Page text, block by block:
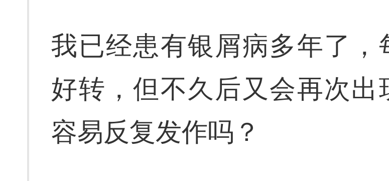
我已经患有银屑病多年了
好转，但不久后又会再次
容易反复发作吗？